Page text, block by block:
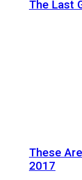
The Last
These
2017